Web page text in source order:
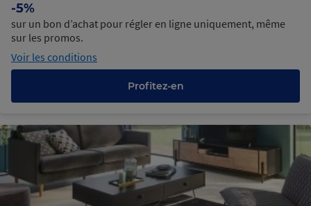
-5%
sur un bon d’achat pour régler en ligne uniquement, même
sur les promos.
Voir les conditions
Profitez-en